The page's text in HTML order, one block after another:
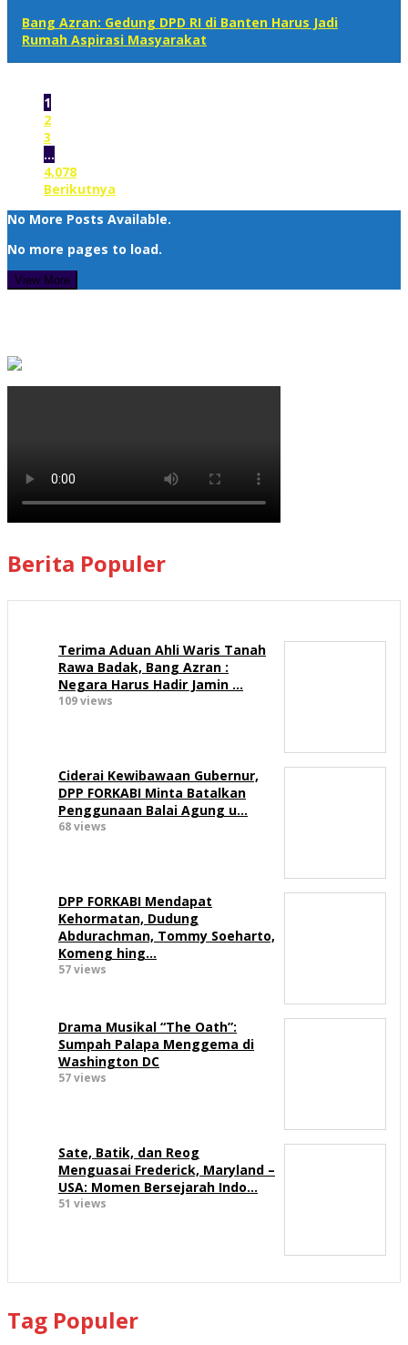
Bang Azran: Gedung DPD RI di Banten Harus Jadi
Rumah Aspirasi Masyarakat
1
2
3
…
4,078
Berikutnya
No More Posts Available.
No more pages to load.
View More
Berita Populer
Terima Aduan Ahli Waris Tanah
Rawa Badak, Bang Azran :
Negara Harus Hadir Jamin …
109 views
Ciderai Kewibawaan Gubernur,
DPP FORKABI Minta Batalkan
Penggunaan Balai Agung u…
68 views
DPP FORKABI Mendapat
Kehormatan, Dudung
Abdurachman, Tommy Soeharto,
Komeng hing…
57 views
Drama Musikal “The Oath”:
Sumpah Palapa Menggema di
Washington DC
57 views
Sate, Batik, dan Reog
Menguasai Frederick, Maryland –
USA: Momen Bersejarah Indo…
51 views
Tag Populer